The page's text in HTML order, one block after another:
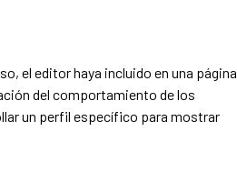
el editor haya incluido en una página
del comportamiento de los
un perfil específico para mostrar